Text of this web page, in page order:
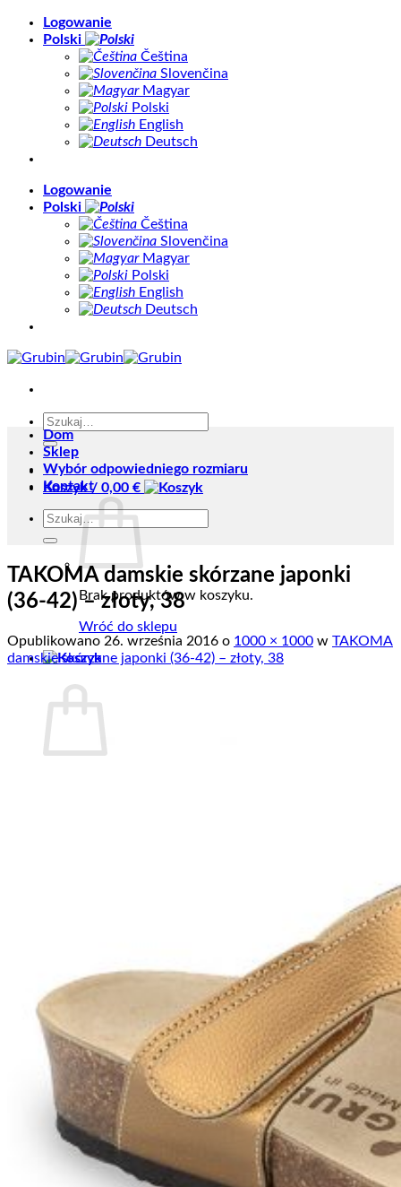
Skip
Logowanie
Polski
Čeština
Slovenčina
Magyar
Polski
English
Deutsch
Logowanie
Polski
Čeština
Slovenčina
Magyar
Polski
English
Deutsch
Szukaj:
Koszyk / 0,00 €
Brak produktów w koszyku.
Wróć do sklepu
Dom
Sklep
Wybór odpowiedniego rozmiaru
Kontakt
Szukaj:
TAKOMA damskie skórzane japonki
(36-42) – złoty, 38
Opublikowano 26. września 2016 o 1000 × 1000 w TAKOMA
damskie skórzane japonki (36-42) – złoty, 38